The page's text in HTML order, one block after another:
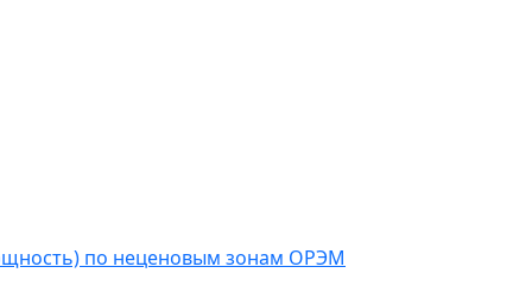
по неценовым зонам ОРЭМ